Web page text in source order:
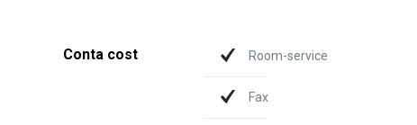
Conta cost Room-service
Fax